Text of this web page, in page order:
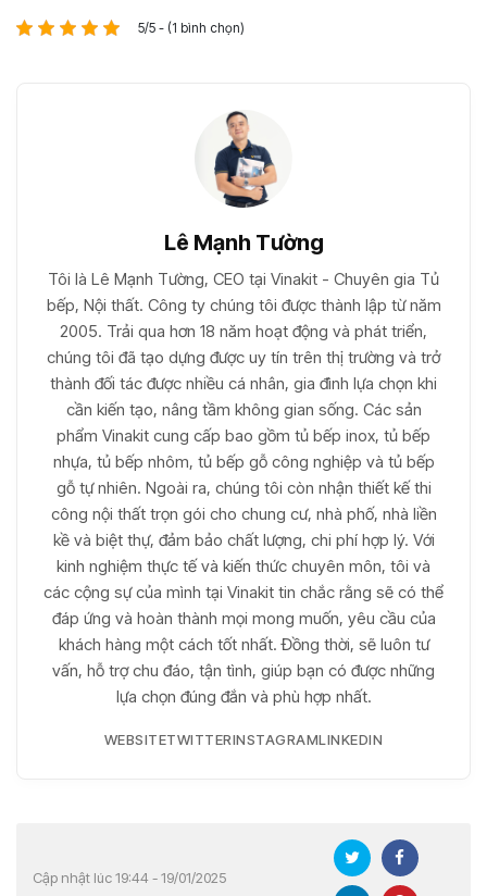
5/5 - (1 bình chọn)
Lê Mạnh Tường
Tôi là Lê Mạnh Tường, CEO tại Vinakit - Chuyên gia Tủ
bếp, Nội thất. Công ty chúng tôi được thành lập từ năm
2005. Trải qua hơn 18 năm hoạt động và phát triển,
chúng tôi đã tạo dựng được uy tín trên thị trường và trở
thành đối tác được nhiều cá nhân, gia đình lựa chọn khi
cần kiến tạo, nâng tầm không gian sống. Các sản
phẩm Vinakit cung cấp bao gồm tủ bếp inox, tủ bếp
nhựa, tủ bếp nhôm, tủ bếp gỗ công nghiệp và tủ bếp
gỗ tự nhiên. Ngoài ra, chúng tôi còn nhận thiết kế thi
công nội thất trọn gói cho chung cư, nhà phố, nhà liền
kề và biệt thự, đảm bảo chất lượng, chi phí hợp lý. Với
kinh nghiệm thực tế và kiến thức chuyên môn, tôi và
các cộng sự của mình tại Vinakit tin chắc rằng sẽ có thể
đáp ứng và hoàn thành mọi mong muốn, yêu cầu của
khách hàng một cách tốt nhất. Đồng thời, sẽ luôn tư
vấn, hỗ trợ chu đáo, tận tình, giúp bạn có được những
lựa chọn đúng đắn và phù hợp nhất.
WEBSITETWITTERINSTAGRAMLINKEDIN
Cập nhật lúc 19:44 - 19/01/2025